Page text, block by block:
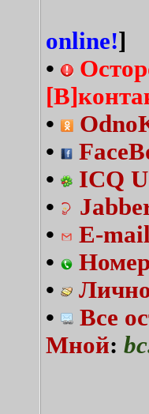
online!]
•
•
•
•
ICQ
•
•
E-
•
•
•
Все
Мной: